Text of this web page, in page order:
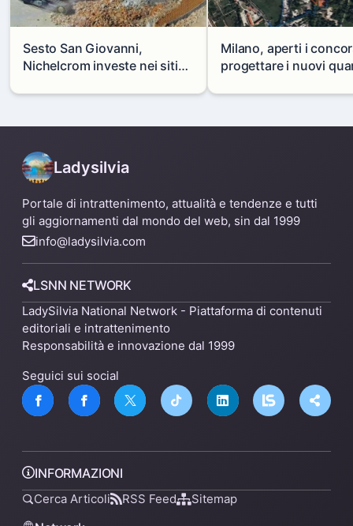
Sesto San Giovanni,
Nichelcrom investe nei siti
capannone per fare spazio a
Milano, aperti i
progettare i nuovi
Mare
Ladysilvia
Portale di intrattenimento, attualità e tendenze e tutti
gli aggiornamenti dal mondo del web, sin dal 1999
info@ladysilvia.com
LSNN NETWORK
LadySilvia National Network - Piattaforma di contenuti
editoriali e intrattenimento
Responsabilità e innovazione dal 1999
Seguici sui social
INFORMAZIONI
Cerca Articoli RSS Feed Sitemap